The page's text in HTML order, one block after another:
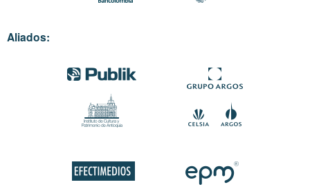
Aliados: